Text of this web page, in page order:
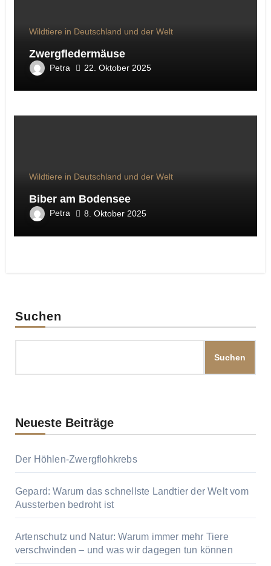
Wildtiere in Deutschland und der Welt
Zwergfledermäuse
Petra 22. Oktober 2025
Wildtiere in Deutschland und der Welt
Biber am Bodensee
Petra 8. Oktober 2025
Suchen
Suchen
Neueste Beiträge
Der Höhlen-Zwergflohkrebs
Gepard: Warum das schnellste Landtier der Welt vom
Aussterben bedroht ist
Artenschutz und Natur: Warum immer mehr Tiere
verschwinden – und was wir dagegen tun können